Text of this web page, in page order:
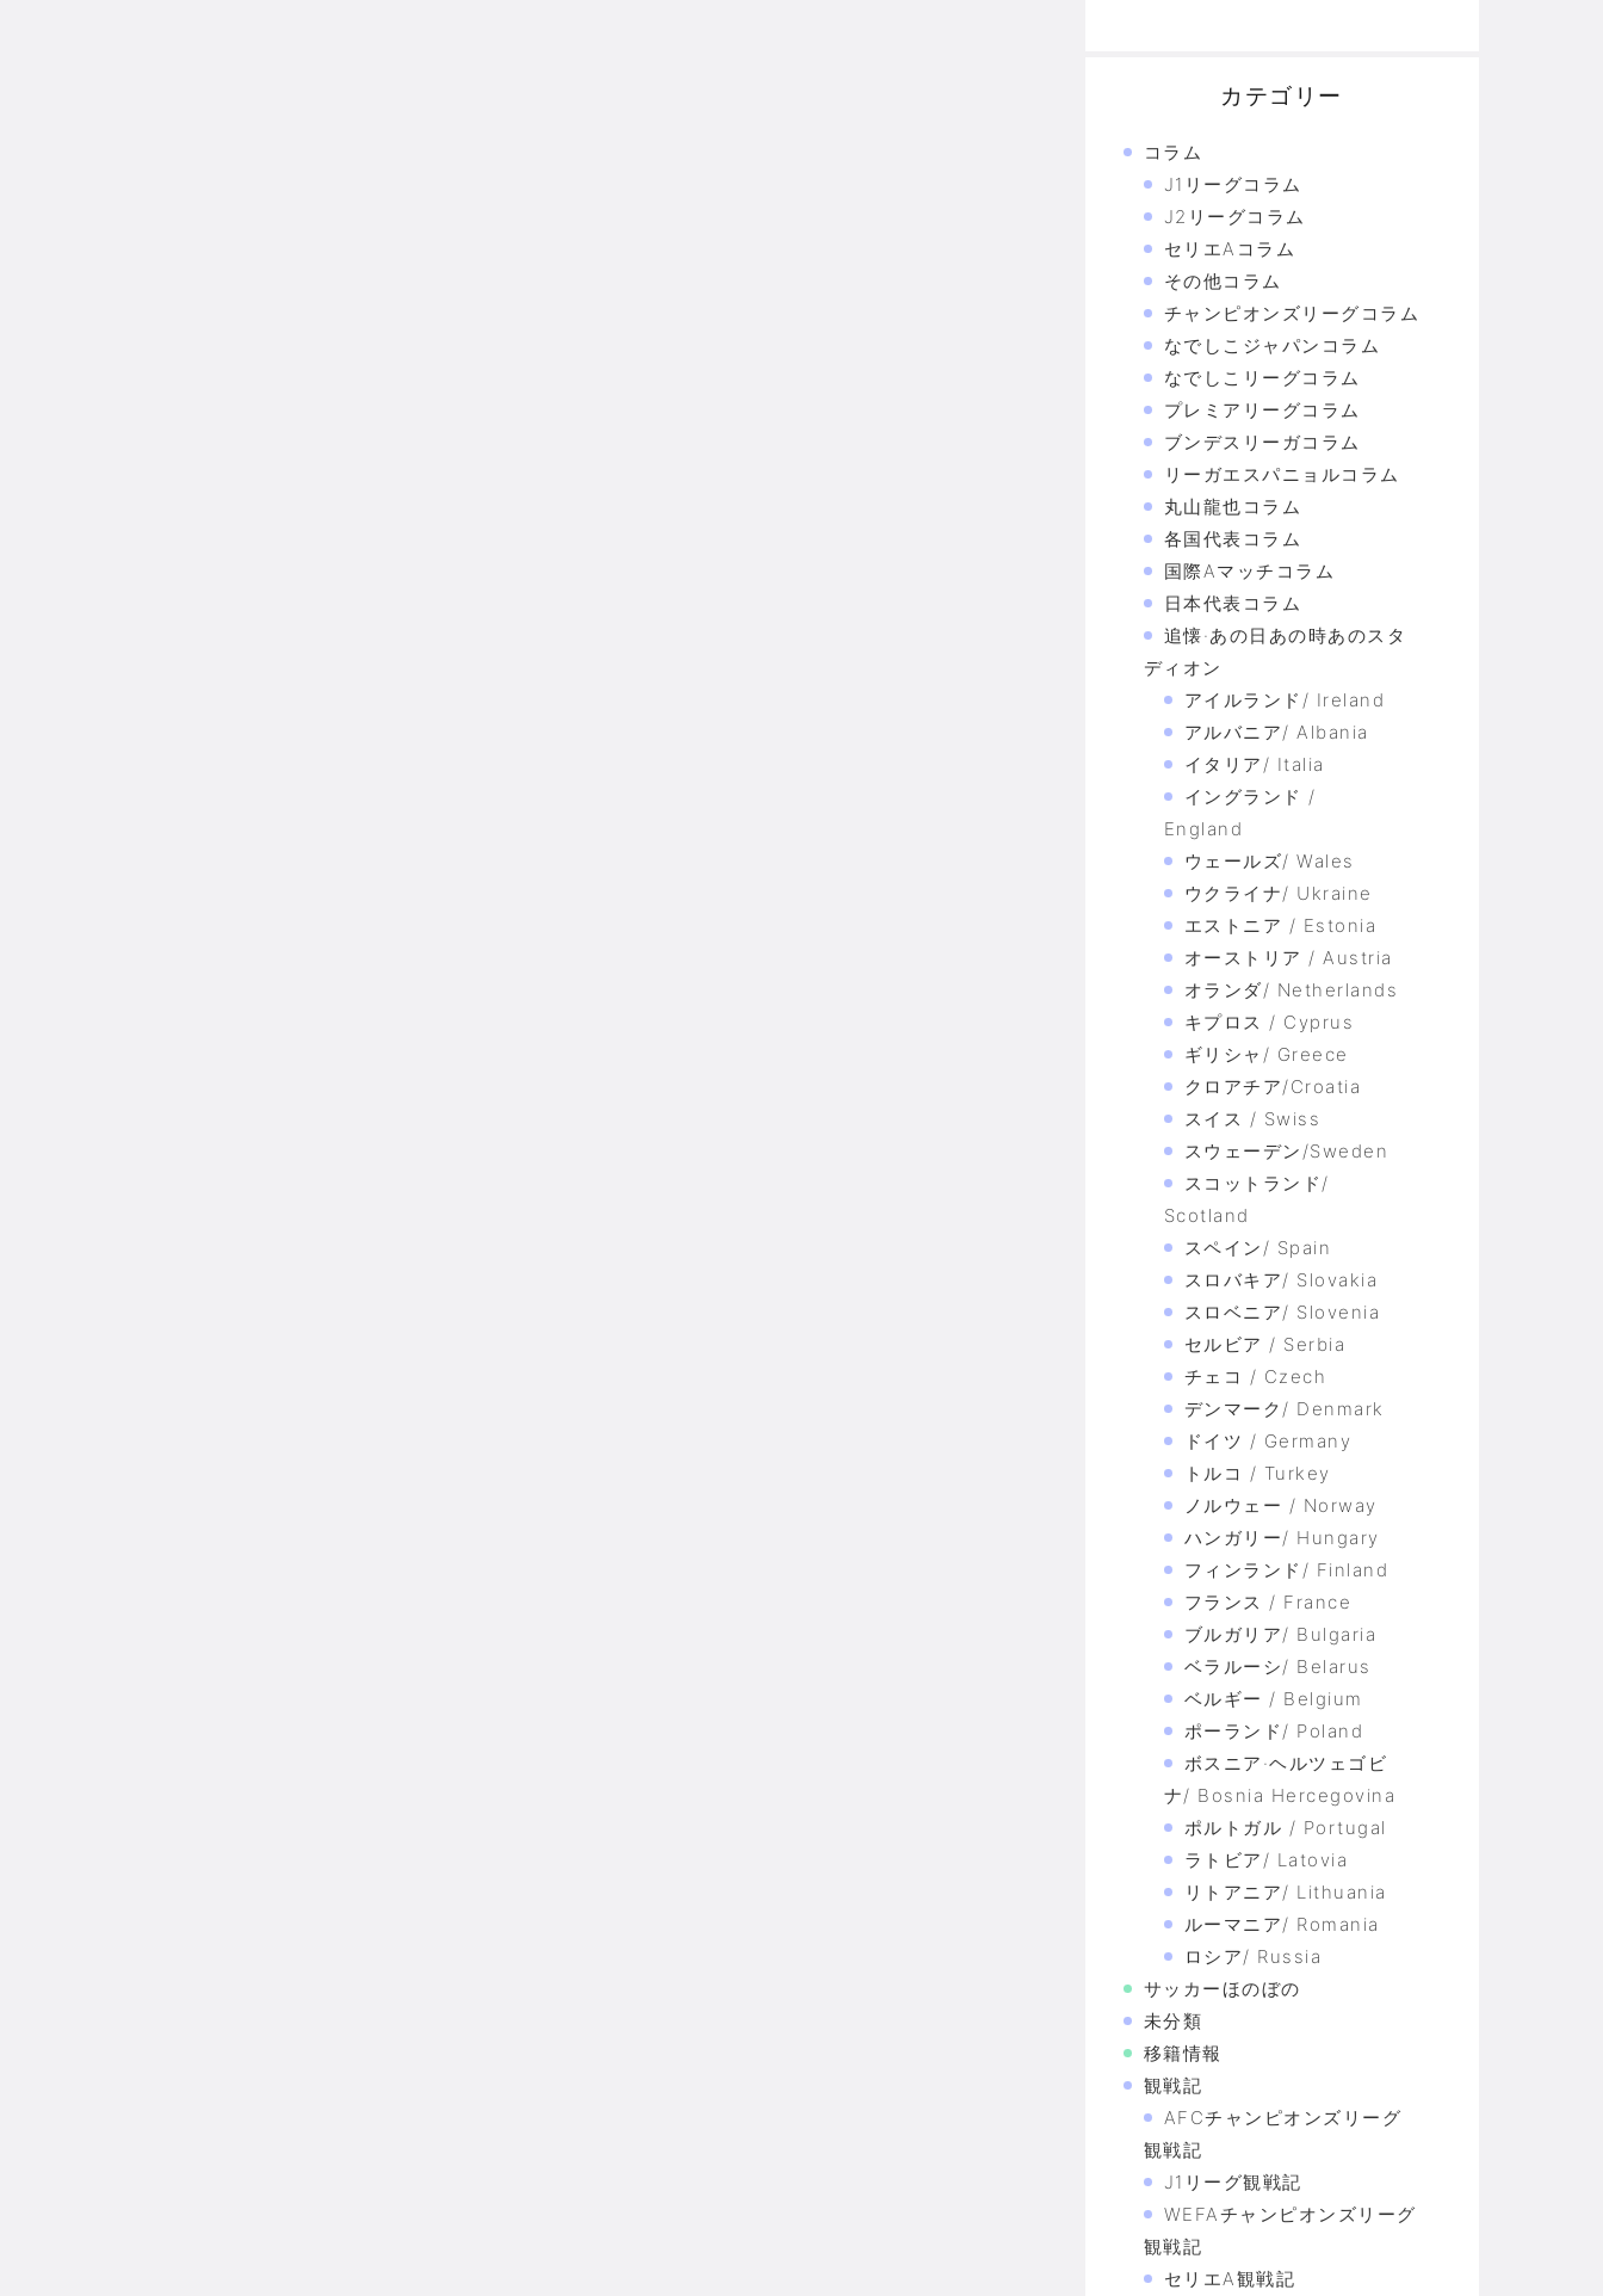
カテゴリー
コラム
J1リーグコラム
J2リーグコラム
セリエAコラム
その他コラム
チャンピオンズリーグコラム
なでしこジャパンコラム
なでしこリーグコラム
プレミアリーグコラム
ブンデスリーガコラム
リーガエスパニョルコラム
丸山龍也コラム
各国代表コラム
国際Aマッチコラム
日本代表コラム
追懐·あの日あの時あのスタ
ディオン
アイルランド/ Ireland
アルバニア/ Albania
イタリア/ Italia
イングランド /
England
ウェールズ/ Wales
ウクライナ/ Ukraine
エストニア / Estonia
オーストリア / Austria
オランダ/ Netherlands
キプロス / Cyprus
ギリシャ/ Greece
クロアチア/Croatia
スイス / Swiss
スウェーデン/Sweden
スコットランド/
Scotland
スペイン/ Spain
スロバキア/ Slovakia
スロベニア/ Slovenia
セルビア / Serbia
チェコ / Czech
デンマーク/ Denmark
ドイツ / Germany
トルコ / Turkey
ノルウェー / Norway
ハンガリー/ Hungary
フィンランド/ Finland
フランス / France
ブルガリア/ Bulgaria
ベラルーシ/ Belarus
ベルギー / Belgium
ポーランド/ Poland
ボスニア·ヘルツェゴビ
ナ/ Bosnia Hercegovina
ポルトガル / Portugal
ラトビア/ Latovia
リトアニア/ Lithuania
ルーマニア/ Romania
ロシア/ Russia
サッカーほのぼの
未分類
移籍情報
観戦記
AFCチャンピオンズリーグ
観戦記
J1リーグ観戦記
WEFAチャンピオンズリーグ
観戦記
セリエA観戦記